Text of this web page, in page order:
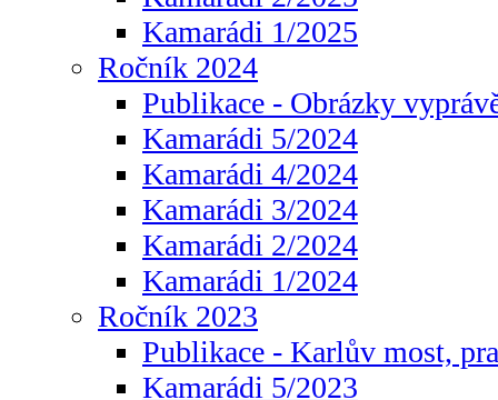
Kamarádi 1/2025
Ročník 2024
Publikace - Obrázky
Kamarádi 5/2024
Kamarádi 4/2024
Kamarádi 3/2024
Kamarádi 2/2024
Kamarádi 1/2024
Ročník 2023
Publikace - Karlův most,
Kamarádi 5/2023